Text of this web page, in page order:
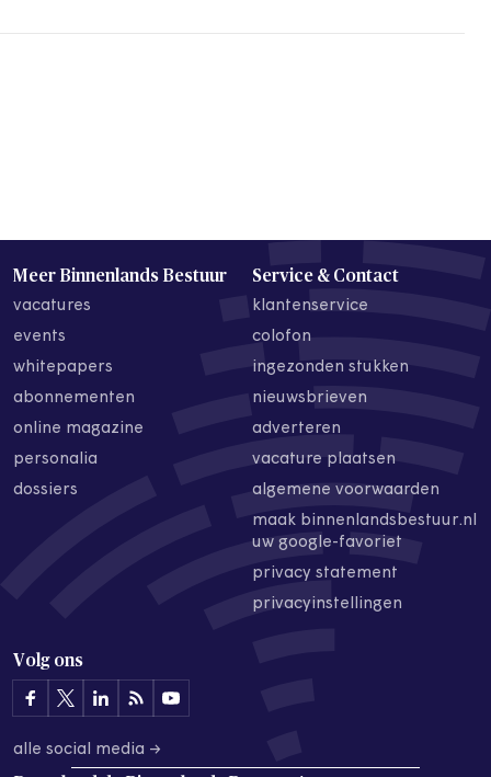
Meer Binnenlands Bestuur
vacatures
events
whitepapers
abonnementen
online magazine
personalia
dossiers
Service & Contact
klantenservice
colofon
ingezonden stukken
nieuwsbrieven
adverteren
vacature plaatsen
algemene voorwaarden
maak binnenlandsbestuur.nl
uw google-favoriet
privacy statement
privacyinstellingen
Volg ons
alle social media →